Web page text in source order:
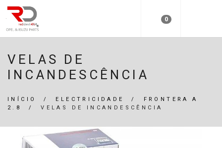
0
VELAS DE
INCANDESCÊNCIA
INÍCIO / ELECTRICIDADE /
FRONTERA A
2.8
/VELAS DE INCANDESCÊNCIA